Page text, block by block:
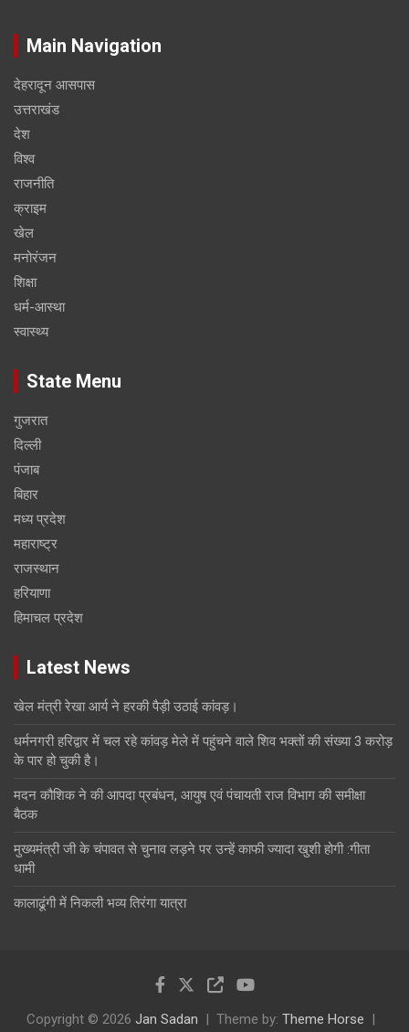
Main Navigation
देहरादून आसपास
उत्तराखंड
देश
विश्व
राजनीति
क्राइम
खेल
मनोरंजन
शिक्षा
धर्म-आस्था
स्वास्थ्य
State Menu
गुजरात
दिल्ली
पंजाब
बिहार
मध्य प्रदेश
महाराष्ट्र
राजस्थान
हरियाणा
हिमाचल प्रदेश
Latest News
खेल मंत्री रेखा आर्य ने हरकी पैड़ी उठाई कांवड़।
धर्मनगरी हरिद्वार में चल रहे कांवड़ मेले में पहुंचने वाले शिव भक्तों की संख्या 3 करोड़
के पार हो चुकी है।
मदन कौशिक ने की आपदा प्रबंधन, आयुष एवं पंचायती राज विभाग की समीक्षा
बैठक
मुख्यमंत्री जी के चंपावत से चुनाव लड़ने पर उन्हें काफी ज्यादा खुशी होगी :गीता
धामी
कालाढूंगी में निकली भव्य तिरंगा यात्रा
Copyright © 2026 Jan Sadan Theme by: Theme Horse